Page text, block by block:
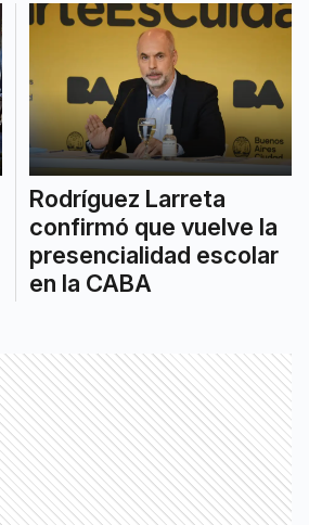
Rodríguez Larreta
confirmó que vuelve la
presencialidad escolar
en la CABA